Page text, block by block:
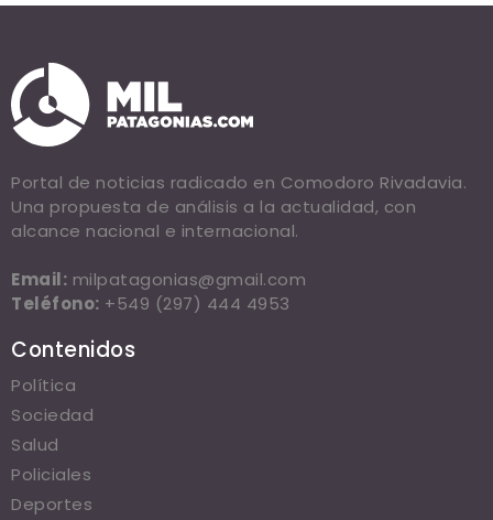
Portal de noticias radicado en Comodoro Rivadavia.
Una propuesta de análisis a la actualidad, con
alcance nacional e internacional.
Email: milpatagonias@gmail.com
Teléfono: +549 (297) 444 4953
Contenidos
Política
Sociedad
Salud
Policiales
Deportes